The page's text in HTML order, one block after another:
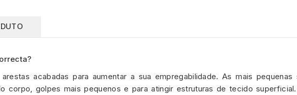
acabadas para aumentar a sua empregabilidade. As mais
corpo, golpes mais pequenos e para atingir estruturas de tecido